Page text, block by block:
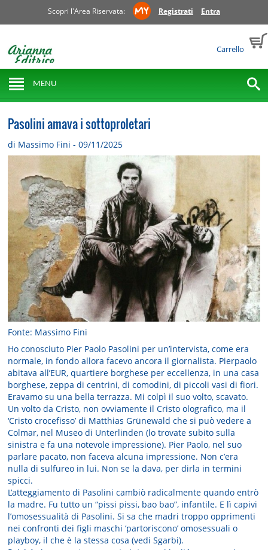
Scopri l'Area Riservata: Registrati Entra
Carrello
MENU
Pasolini amava i sottoproletari
di Massimo Fini - 09/11/2025
Fonte: Massimo Fini
Ho conosciuto Pier Paolo Pasolini per un’intervista, come era
normale, in fondo allora facevo ancora il giornalista. Pierpaolo
abitava all’EUR, quartiere borghese per eccellenza, in una casa
borghese, zeppa di centrini, di comodini, di piccoli vasi di fiori.
Eravamo su una bella terrazza. Mi colpì il suo volto, scavato.
Un volto da Cristo, non ovviamente il Cristo olografico, ma il
‘Cristo crocefisso’ di Matthias Grünewald che si può vedere a
Colmar, nel Museo di Unterlinden (lo trovate subito sulla
sinistra e fa una notevole impressione). Pier Paolo, nel suo
parlare pacato, non faceva alcuna impressione. Non c’era
nulla di sulfureo in lui. Non se la dava, per dirla in termini
spicci.
L’atteggiamento di Pasolini cambiò radicalmente quando entrò
la madre. Fu tutto un “pissi pissi, bao bao”, infantile. E lì capivi
l’omosessualità di Pasolini. Si sa che madri troppo opprimenti
nei confronti dei figli maschi ‘partoriscono’ omosessuali o
playboy, il che è la stessa cosa (vedi Sgarbi).